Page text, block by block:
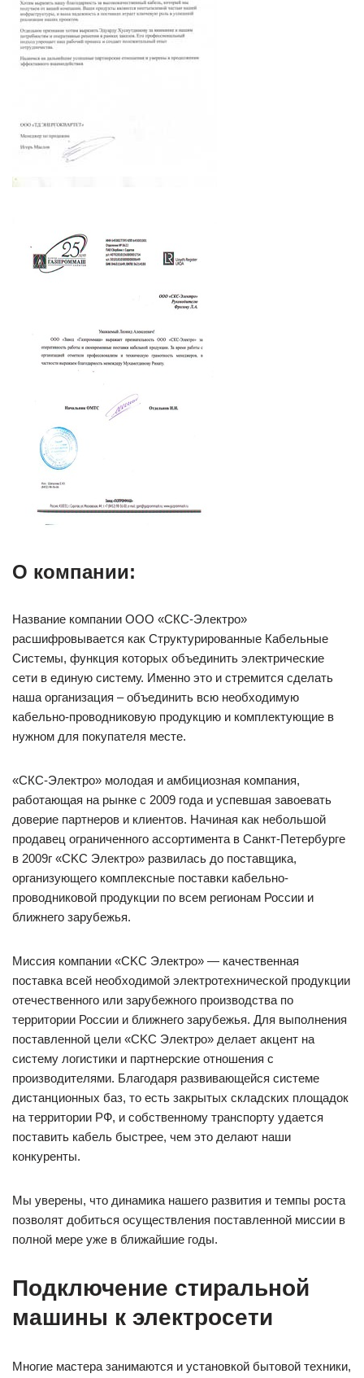
О компании:
Название компании ООО «СКС-Электро»
расшифровывается как Структурированные Кабельные
Системы, функция которых объединить электрические
сети в единую систему. Именно это и стремится сделать
наша организация – объединить всю необходимую
кабельно-проводниковую продукцию и комплектующие в
нужном для покупателя месте.
«СКС-Электро» молодая и амбициозная компания,
работающая на рынке с 2009 года и успевшая завоевать
доверие партнеров и клиентов. Начиная как небольшой
продавец ограниченного ассортимента в Санкт-Петербурге
в 2009г «CKC Электро» развилась до поставщика,
организующего комплексные поставки кабельно-
проводниковой продукции по всем регионам России и
ближнего зарубежья.
Миссия компании «CKC Электро» — качественная
поставка всей необходимой электротехнической продукции
отечественного или зарубежного производства по
территории России и ближнего зарубежья. Для выполнения
поставленной цели «CKC Электро» делает акцент на
систему логистики и партнерские отношения с
производителями. Благодаря развивающейся системе
дистанционных баз, то есть закрытых складских площадок
на территории РФ, и собственному транспорту удается
поставить кабель быстрее, чем это делают наши
конкуренты.
Мы уверены, что динамика нашего развития и темпы роста
позволят добиться осуществления поставленной миссии в
полной мере уже в ближайшие годы.
Подключение стиральной
машины к электросети
Многие мастера занимаются и установкой бытовой техники,